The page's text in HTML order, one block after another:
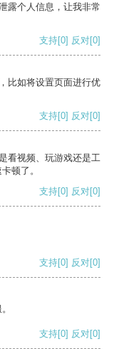
露个人信息，让我非常
支持[0] 反对[0]
比如将设置页面进行优
支持[0] 反对[0]
看视频、玩游戏还是工
顿了。
支持[0] 反对[0]
支持[0] 反对[0]
支持[0] 反对[0]